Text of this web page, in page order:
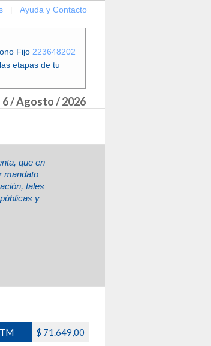
Ayuda y Contacto
Fijo 223648202
etapas de tu
6 / Agosto / 2026
que en
mandato
tales
y
$ 71.649,00